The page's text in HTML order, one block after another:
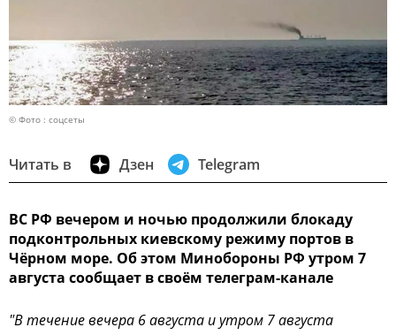
© Фото : соцсеты
Читать в Дзен Telegram
ВС РФ вечером и ночью продолжили блокаду
подконтрольных киевскому режиму портов в
Чёрном море. Об этом Минобороны РФ утром 7
августа сообщает в своём телеграм-канале
"В течение вечера 6 августа и утром 7 августа